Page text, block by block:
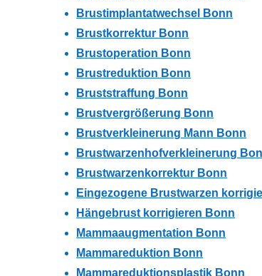
Brustimplantatwechsel Bonn
Brustkorrektur Bonn
Brustoperation Bonn
Brustreduktion Bonn
Bruststraffung Bonn
Brustvergrößerung Bonn
Brustverkleinerung Mann Bonn
Brustwarzenhofverkleinerung
Brustwarzenkorrektur Bonn
Eingezogene Brustwarzen
Hängebrust korrigieren Bonn
Mammaaugmentation Bonn
Mammareduktion Bonn
Mammareduktionsplastik Bonn